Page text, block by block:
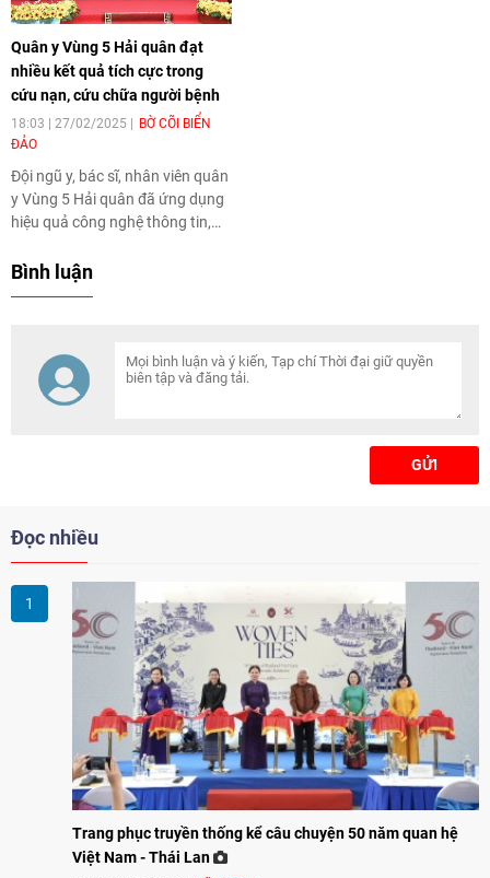
khu vực cách ly để sẵn sàng thu
dung, điều trị bệnh nhân COVID-
19 khi cần thiết.
Quân y Vùng 5 Hải quân đạt
nhiều kết quả tích cực trong
cứu nạn, cứu chữa người bệnh
18:03 | 27/02/2025
BỜ CÕI BIỂN
ĐẢO
Đội ngũ y, bác sĩ, nhân viên quân
y Vùng 5 Hải quân đã ứng dụng
hiệu quả công nghệ thông tin,
khoa tiên tiến vào chuẩn đoán,
Bình luận
GỬI
Đọc nhiều
Trang phục truyền thống kể câu chuyện 50 năm quan hệ
Việt Nam - Thái Lan